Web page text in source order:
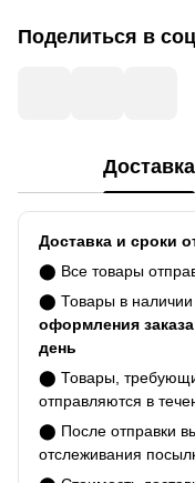
Поделиться в
Доставка
Доставка и сроки
⬤ Все товары
⬤ Товары в наличии
оформления заказа
день
⬤ Товары,
отправляются в
⬤ После отправки
отслеживания